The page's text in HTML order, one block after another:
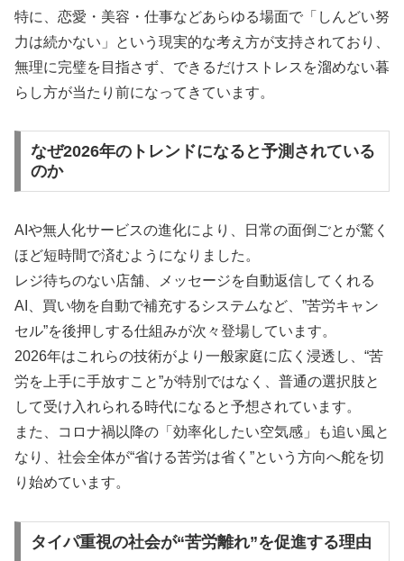
特に、恋愛・美容・仕事などあらゆる場面で「しんどい努
力は続かない」という現実的な考え方が支持されており、
無理に完璧を目指さず、できるだけストレスを溜めない暮
らし方が当たり前になってきています。
なぜ2026年のトレンドになると予測されている
のか
AIや無人化サービスの進化により、日常の面倒ごとが驚く
ほど短時間で済むようになりました。
レジ待ちのない店舗、メッセージを自動返信してくれる
AI、買い物を自動で補充するシステムなど、”苦労キャン
セル”を後押しする仕組みが次々登場しています。
2026年はこれらの技術がより一般家庭に広く浸透し、“苦
労を上手に手放すこと”が特別ではなく、普通の選択肢と
して受け入れられる時代になると予想されています。
また、コロナ禍以降の「効率化したい空気感」も追い風と
なり、社会全体が“省ける苦労は省く”という方向へ舵を切
り始めています。
タイパ重視の社会が“苦労離れ”を促進する理由